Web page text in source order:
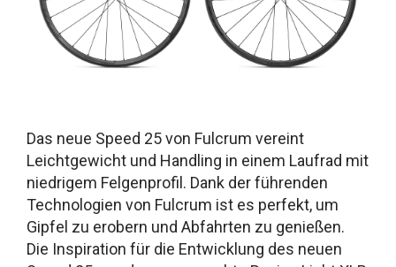
Das neue Speed 25 von Fulcrum vereint
Leichtgewicht und Handling in einem Laufrad mit
niedrigem Felgenprofil. Dank der führenden
Technologien von Fulcrum ist es perfekt, um
Gipfel zu erobern und Abfahrten zu genießen.
Die Inspiration für die Entwicklung des neuen